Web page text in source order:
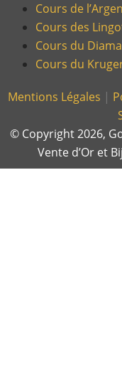
Cours de
Cours des
Cours du
Cours du
Mentions Légales |
© Copyright 2026,
Vente d’Or et